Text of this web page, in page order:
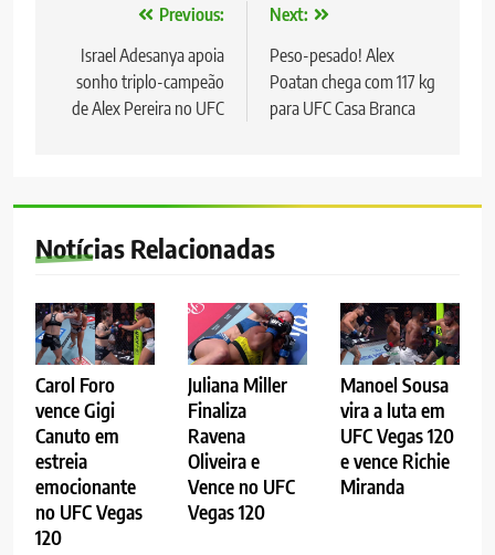
Navegação
de
Post
Previous:
Israel Adesanya apoia
sonho triplo-campeão
de Alex Pereira no UFC
Next:
Peso-pesado! Alex
Poatan chega com 117 kg
para UFC Casa Branca
Notícias Relacionadas
Carol Foro
vence Gigi
Canuto em
estreia
emocionante
no UFC Vegas
120
Juliana Miller
Finaliza
Ravena
Oliveira e
Vence no UFC
Vegas 120
Manoel Sousa
vira a luta em
UFC Vegas 120
e vence Richie
Miranda